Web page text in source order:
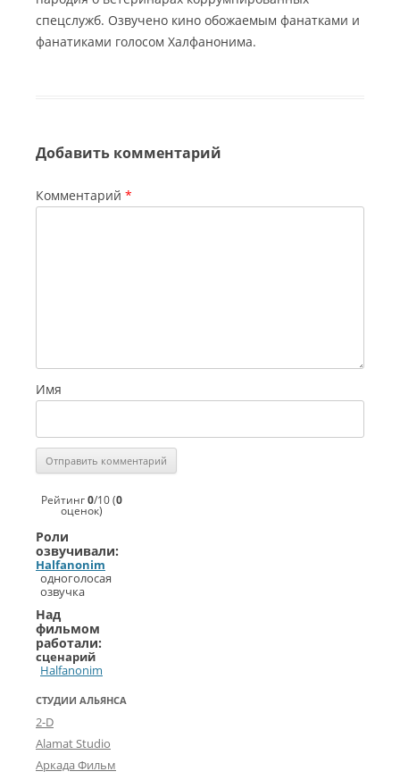
спецслужб. Озвучено кино обожаемым фанатками и
фанатиками голосом Халфанонима.
Добавить комментарий
Комментарий *
Имя
Рейтинг0/10(0
оценок)
Роли
озвучивали:
Halfanonim
одноголосая
озвучка
Над
фильмом
работали:
сценарий
Halfanonim
СТУДИИ АЛЬЯНСА
2-D
Alamat Studio
Аркада Фильм